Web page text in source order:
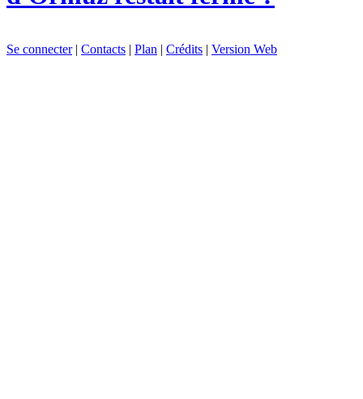
Se connecter| Contacts | Plan | Crédits | Version Web